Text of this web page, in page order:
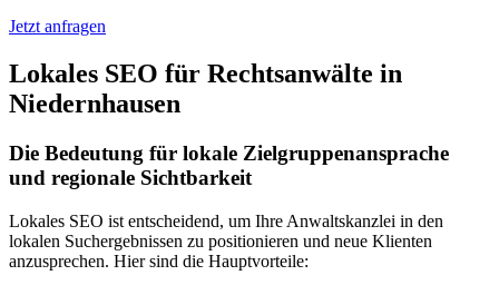
Jetzt anfragen
Lokales SEO für Rechtsanwälte in
Niedernhausen
Die Bedeutung für lokale Zielgruppenansprache
und regionale Sichtbarkeit
Lokales SEO ist entscheidend, um Ihre Anwaltskanzlei in den
lokalen Suchergebnissen zu positionieren und neue Klienten
anzusprechen. Hier sind die Hauptvorteile: